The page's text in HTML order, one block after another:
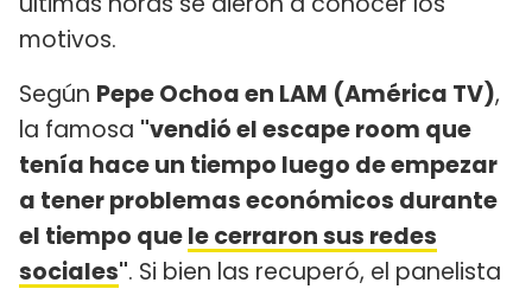
motivos.
Según Pepe Ochoa en LAM (América TV),
la famosa "vendió el escape room que
tenía hace un tiempo luego de empezar
a tener problemas económicos durante
el tiempo quele cerraron sus redes
sociales". Si bien las recuperó, el panelista